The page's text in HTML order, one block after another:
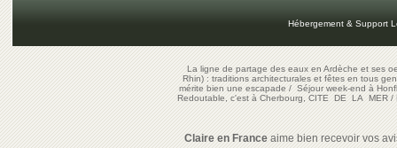
Hébergement & Support
La ligne de partage des eaux en Ardèche et ses
Rhin) : traditions architecturales et fêtes en tous
mérite bien une escapade/Séjour week-end à
Redoutable, c'est à Cherbourg, CITE DE LA MER/
Claire en Franceaime bien recevoir vos